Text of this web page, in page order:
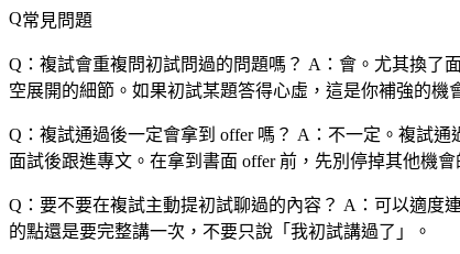
常見問題
Q：複試會重複問初試問過的問題嗎？ A：會。尤其換了
空展開的細節。如果初試某題答得心虛，這是你補強的機
Q：複試通過後一定會拿到 offer 嗎？ A：不一定。複試通
面試後跟進專文。在拿到書面 offer 前，先別停掉其他機會
Q：要不要在複試主動提初試聊過的內容？ A：可以適度
的點還是要完整講一次，不要只說「我初試講過了」。